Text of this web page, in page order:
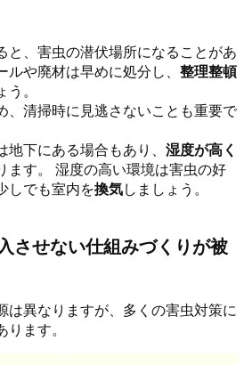
と、害虫の潜伏場所になることがあ
や廃材は早めに処分し、 整理整頓
。
、清掃時に見逃さないことも重要で
下にある場合もあり、 湿度が高く
ます。 湿度の高い環境は害虫の好
しでも室内を換気しましょう。
させない仕組みづくりが被
は異なりますが、多くの害虫対策に
ます。